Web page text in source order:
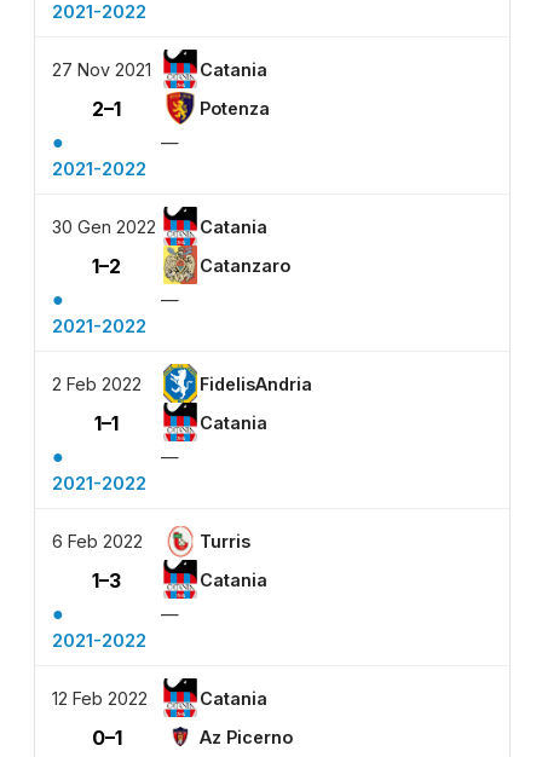
2021-2022
27 Nov 2021 Catania
2–1 Potenza
●
—
2021-2022
30 Gen 2022 Catania
1–2 Catanzaro
●
—
2021-2022
2 Feb 2022 FidelisAndria
1–1 Catania
●
—
2021-2022
6 Feb 2022 Turris
1–3 Catania
●
—
2021-2022
12 Feb 2022 Catania
0–1 Az Picerno